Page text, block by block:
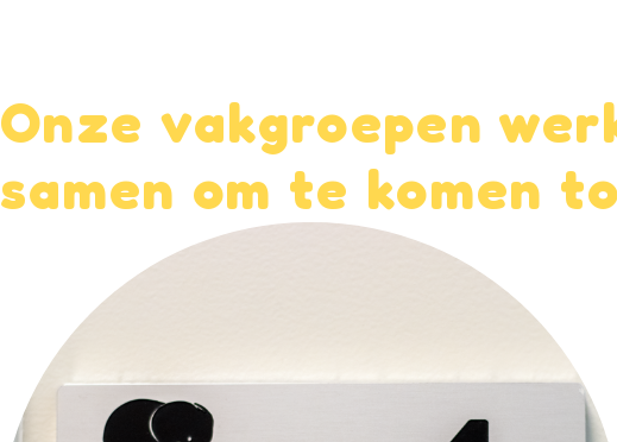
Onze vakgroepen
samen om te komen